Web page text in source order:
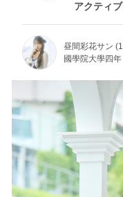
アクティ
昼間彩花サン
國學院大學四